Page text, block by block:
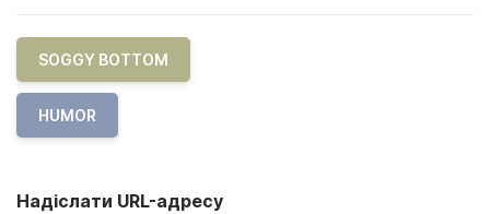
SOGGY BOTTOM
HUMOR
Надіслати URL-адресу